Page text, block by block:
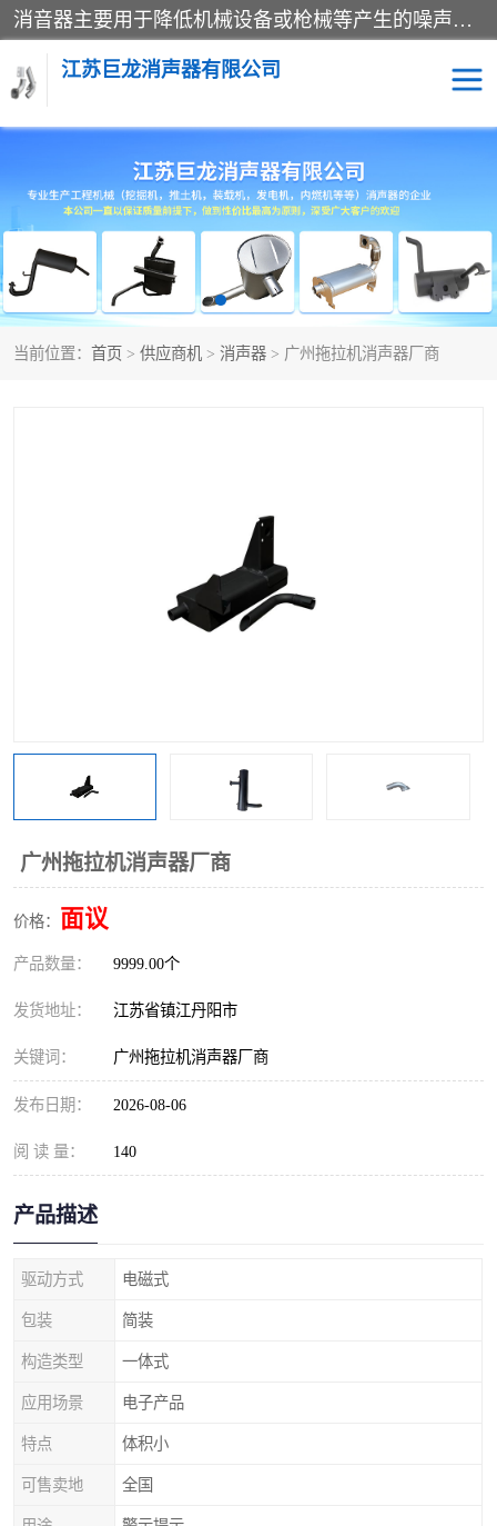
消音器主要用于降低机械设备或枪械等产生的噪声。它通过阻尼或增加排气面积来降低排气速度和功率，从而降低噪声。常见的消音器类型包括阻性消声器、抗性消声器、共振消声器以及阻抗复合式消声器等。这些消音器各有特点，适用于不同频率的噪声消除。
江苏巨龙消声器有限公司
当前位置： 首页 > 供应商机 > 消声器 > 广州拖拉机消声器厂商
广州拖拉机消声器厂商
价格： 面议
产品数量： 9999.00个
发货地址： 江苏省镇江丹阳市
关键词： 广州拖拉机消声器厂商
发布日期： 2026-08-06
阅 读 量： 140
产品描述
驱动方式 电磁式
包装 简装
构造类型 一体式
应用场景 电子产品
特点 体积小
可售卖地 全国
消声器